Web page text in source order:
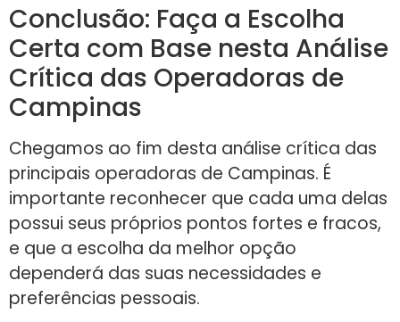
Conclusão: Faça a Escolha
Certa com Base nesta Análise
Crítica das Operadoras de
Campinas
Chegamos ao fim desta análise crítica das
principais operadoras de Campinas. É
importante reconhecer que cada uma delas
possui seus próprios pontos fortes e fracos,
e que a escolha da melhor opção
dependerá das suas necessidades e
preferências pessoais.